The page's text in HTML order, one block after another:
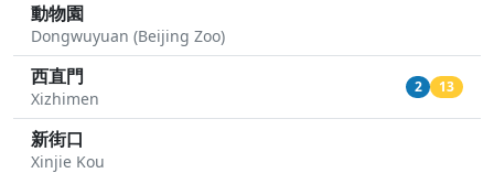
動物園
Dongwuyuan (Beijing Zoo)
西直門
Xizhimen
2 13
新街口
Xinjie Kou